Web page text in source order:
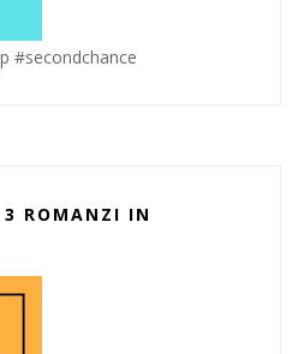
#secondchance
ROMANZI IN